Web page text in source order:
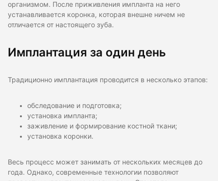
организмом. После приживления импланта на него
устанавливается коронка, которая внешне ничем не
отличается от настоящего зуба.
Имплантация за один день
Традиционно имплантация проводится в несколько этапов:
обследование и подготовка;
установка импланта;
заживление и формирование костной ткани;
установка коронки.
Весь процесс может занимать от нескольких месяцев до
года. Однако, современные технологии позволяют